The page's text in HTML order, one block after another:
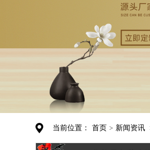
当前位置： 首页 > 新闻资讯